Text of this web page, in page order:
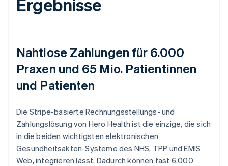
Nahtlose Zahlungen für 6.000
Praxen und 65 Mio. Patientinnen
und Patienten
Die Stripe-basierte Rechnungsstellungs- und
Zahlungslösung von Hero Health ist die einzige, die sich
in die beiden wichtigsten elektronischen
Gesundheitsakten-Systeme des NHS, TPP und EMIS
Web, integrieren lässt. Dadurch können fast 6.000